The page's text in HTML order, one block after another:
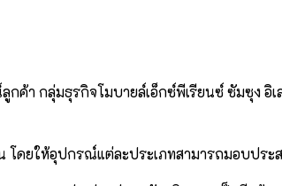
ค้า กลุ่มธุรกิจโมบายล์เอ็กซ์พีเรียนซ์ ซัมซุง
โดยให้อุปกรณ์แต่ละประเภทสามารถมอบป